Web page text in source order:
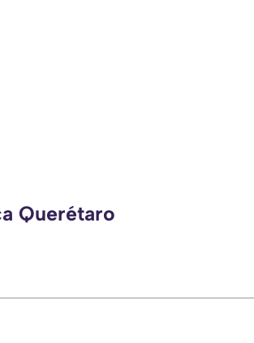
Querétaro